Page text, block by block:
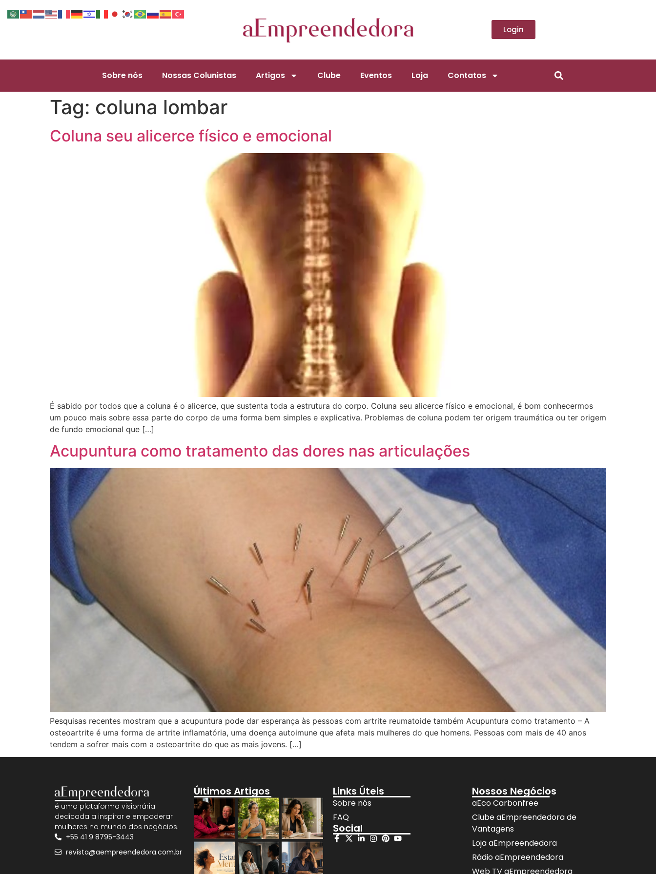
Login
Sobre nós Nossas Colunistas Artigos Clube Eventos Loja Contatos
Tag: coluna lombar
Coluna seu alicerce físico e emocional
É sabido por todos que a coluna é o alicerce, que sustenta toda a estrutura do corpo. Coluna seu alicerce físico e emocional, é bom conhecermos
um pouco mais sobre essa parte do corpo de uma forma bem simples e explicativa. Problemas de coluna podem ter origem traumática ou ter origem
de fundo emocional que […]
Acupuntura como tratamento das dores nas articulações
Pesquisas recentes mostram que a acupuntura pode dar esperança às pessoas com artrite reumatoide também Acupuntura como tratamento – A
osteoartrite é uma forma de artrite inflamatória, uma doença autoimune que afeta mais mulheres do que homens. Pessoas com mais de 40 anos
tendem a sofrer mais com a osteoartrite do que as mais jovens. […]
é uma plataforma visionária
dedicada a inspirar e empoderar
mulheres no mundo dos negócios.
+55 41 9 8795-3443
revista@aempreendedora.com.br
Últimos Artigos Links Úteis
Sobre nós
FAQ
Social
Nossos Negócios
aEco Carbonfree
Clube aEmpreendedora de
Vantagens
Loja aEmpreendedora
Rádio aEmpreendedora
Web TV aEmpreendedora